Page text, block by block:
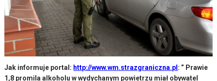
Jak informuje portal: http://www.wm.strazgraniczna.pl : ” Prawie
1,8 promila alkoholu w wydychanym powietrzu miał obywatel